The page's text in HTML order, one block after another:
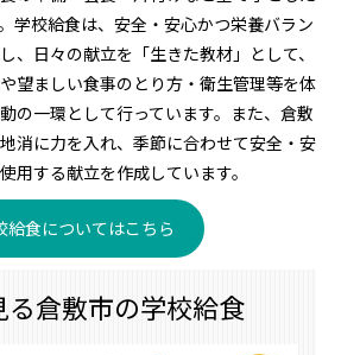
学校給食は、安全・安心かつ栄養バラン
、日々の献立を「生きた教材」として、
望ましい食事のとり方・衛生管理等を体
の一環として行っています。また、倉敷
消に力を入れ、季節に合わせて安全・安
用する献立を作成しています。
給食についてはこちら
る倉敷市の学校給食